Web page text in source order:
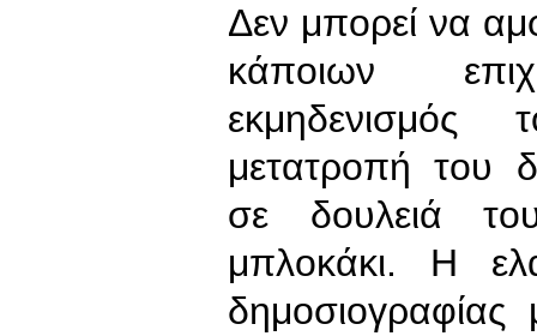
Δεν μπορεί να
κάποιων
μετατροπή του
σε δουλειά
μπλοκάκι. Η
δημοσιογραφίας